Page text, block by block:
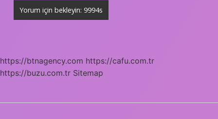
https://btnagency.com https://cafu.com.tr
https://buzu.com.tr Sitemap